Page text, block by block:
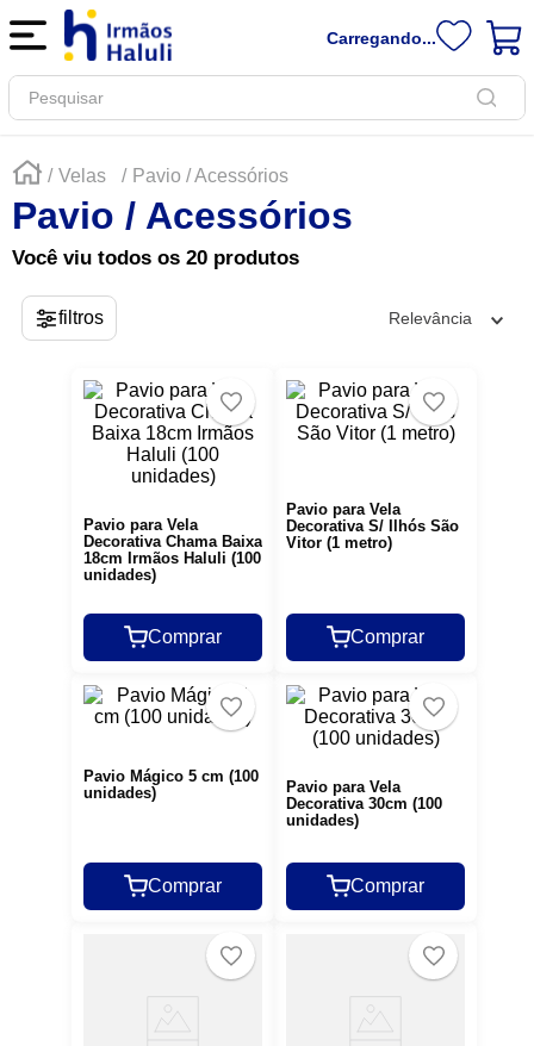
Carregando...
Pesquisar
Velas Pavio / Acessórios
Pavio / Acessórios
Você viu todos os 20 produtos
Relevância
Pavio para Vela
Decorativa Chama Baixa
18cm Irmãos Haluli (100
unidades)
Comprar
Pavio para Vela
Decorativa S/ Ilhós São
Vitor (1 metro)
Comprar
Pavio Mágico 5 cm (100
unidades)
Comprar
Pavio para Vela
Decorativa 30cm (100
unidades)
Comprar